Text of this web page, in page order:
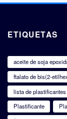
ETIQUETAS
aceite de soja
ftalato de bis(2-
lista de plastificantes
Plastificante